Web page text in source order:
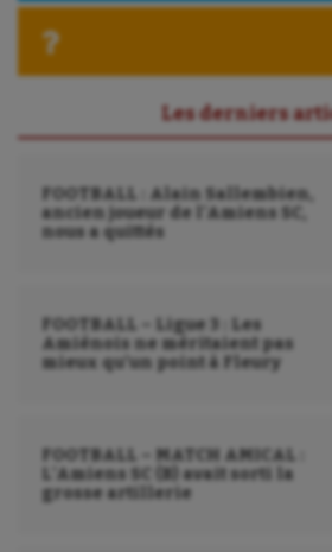
Les derniers
FOOTBALL : Alain Sallembien,
ancien joueur de l’Amiens SC,
nous a quittés
FOOTBALL – Ligue 3 : Les
Amiénois ne méritaient pas
mieux qu’un point à Fleury
FOOTBALL – MATCH AMICAL :
L’Amiens SC (B) avait sorti la
grosse artillerie